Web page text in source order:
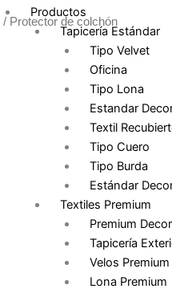
Productos
Tapicería Estándar
Tipo Velvet
Oficina
Tipo Lona
Estandar
Textil
Tipo Cuero
Tipo Burda
Estándar
Textiles Premium
Premium
Tapicería
Velos Premium
Lona Premium
/ Protector de colchón